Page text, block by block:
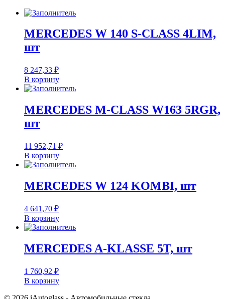
MERCEDES W 140 S-CLASS 4LIM,
шт
8 247,33 ₽
В корзину
MERCEDES M-CLASS W163 5RGR,
шт
11 952,71 ₽
В корзину
MERCEDES W 124 KOMBI, шт
4 641,70 ₽
В корзину
MERCEDES A-KLASSE 5T, шт
1 760,92 ₽
В корзину